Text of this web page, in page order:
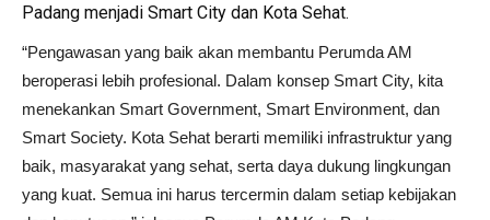
Padang menjadi Smart City dan Kota Sehat.
“Pengawasan yang baik akan membantu Perumda AM
beroperasi lebih profesional. Dalam konsep Smart City, kita
menekankan Smart Government, Smart Environment, dan
Smart Society. Kota Sehat berarti memiliki infrastruktur yang
baik, masyarakat yang sehat, serta daya dukung lingkungan
yang kuat. Semua ini harus tercermin dalam setiap kebijakan